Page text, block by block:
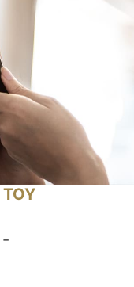
ΤΟΥ